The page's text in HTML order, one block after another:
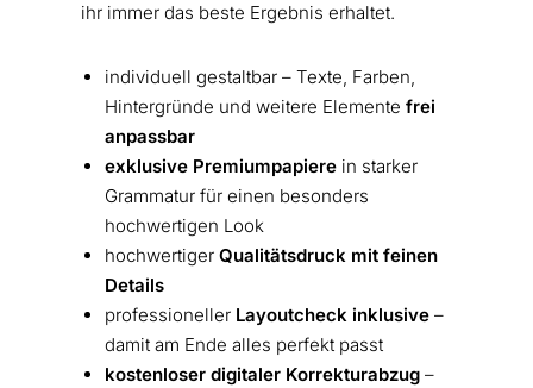
ihr immer das beste Ergebnis erhaltet.
individuell gestaltbar – Texte, Farben,
Hintergründe und weitere Elemente frei
anpassbar
exklusive Premiumpapierein starker
Grammatur für einen besonders
hochwertigen Look
hochwertiger Qualitätsdruck mit feinen
Details
professioneller Layoutcheck inklusive–
damit am Ende alles perfekt passt
kostenloser digitaler Korrekturabzug–